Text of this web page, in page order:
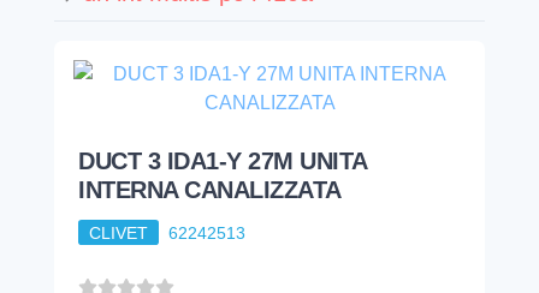
DUCT 3 IDA1-Y 27M UNITA
INTERNA CANALIZZATA
CLIVET 62242513